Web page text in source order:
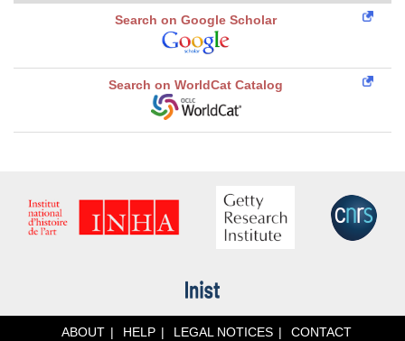
Search on Google Scholar
Search on WorldCat Catalog
ABOUT HELP LEGAL NOTICES CONTACT